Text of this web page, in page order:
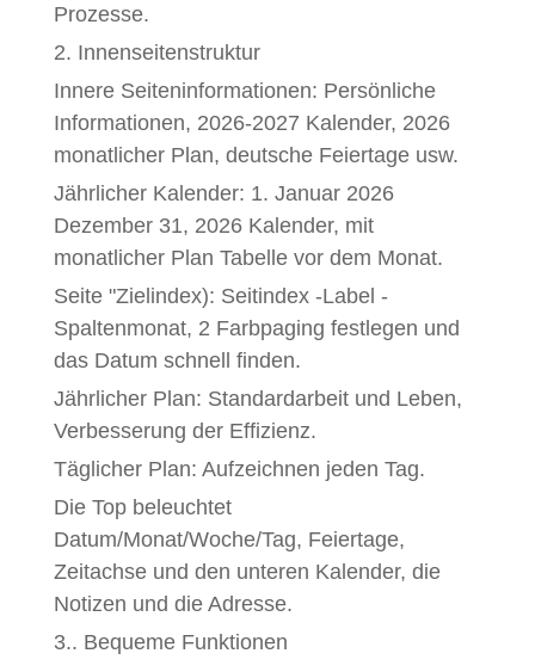
Prozesse.
2. Innenseitenstruktur
Innere Seiteninformationen: Persönliche
Informationen, 2026-2027 Kalender, 2026
monatlicher Plan, deutsche Feiertage usw.
Jährlicher Kalender: 1. Januar 2026
Dezember 31, 2026 Kalender, mit
monatlicher Plan Tabelle vor dem Monat.
Seite "Zielindex): Seitindex -Label -
Spaltenmonat, 2 Farbpaging festlegen und
das Datum schnell finden.
Jährlicher Plan: Standardarbeit und Leben,
Verbesserung der Effizienz.
Täglicher Plan: Aufzeichnen jeden Tag.
Die Top beleuchtet
Datum/Monat/Woche/Tag, Feiertage,
Zeitachse und den unteren Kalender, die
Notizen und die Adresse.
3.. Bequeme Funktionen